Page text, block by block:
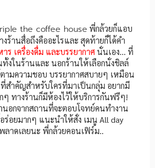
the coffee house พี่กล้วยก็แอบ
งร้านสื่อถึงคืออะไรและ สุดท้ายก็ได้คำ
าร เครื่องดื่ม และบรรยากาศนั่นเอง… ที่
งในร้านและ นอกร้านให้เลือกนั่งชิลล์
ามความชอบ บรรยากาศสบายๆ เหมือน
สำคัญสำหรับใครที่มาเป็นกลุ่ม อยากมี
ๆ ทางร้านก็มีห้องไว้ให้บริการกันฟรีๆ!
อกจากสถานที่จะตอบโจทย์คนทำงาน
ร่อยมากๆ แนะนำให้สั่ง เมนู All day
าดเลยนะ พี่กล้วยคอนเฟิร์ม..